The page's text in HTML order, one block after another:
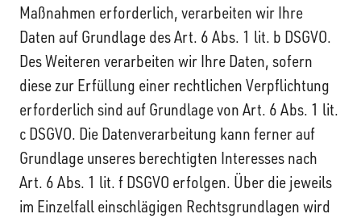
Maßnahmen erforderlich, verarbeiten wir Ihre
Daten auf Grundlage des Art. 6 Abs. 1 lit. b DSGVO.
Des Weiteren verarbeiten wir Ihre Daten, sofern
diese zur Erfüllung einer rechtlichen Verpflichtung
erforderlich sind auf Grundlage von Art. 6 Abs. 1 lit.
c DSGVO. Die Datenverarbeitung kann ferner auf
Grundlage unseres berechtigten Interesses nach
Art. 6 Abs. 1 lit. f DSGVO erfolgen. Über die jeweils
im Einzelfall einschlägigen Rechtsgrundlagen wird